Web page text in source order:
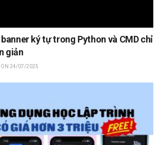
ký tự trong Python và CMD chỉ
giản
ON 24/07/2025